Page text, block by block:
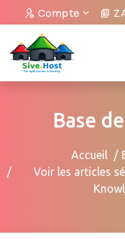
Compte
Base
Accueil
Voir les articles